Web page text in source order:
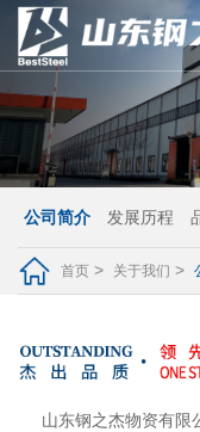
公司简介 发展历程
首页 关于我们
山东钢之杰物资有限